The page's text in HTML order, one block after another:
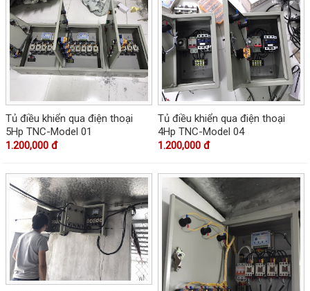
Tủ điều khiển qua điện thoại
5Hp TNC-Model 01
1.200,000 đ
Tủ điều khiển qua điện thoại
4Hp TNC-Model 04
1.200,000 đ